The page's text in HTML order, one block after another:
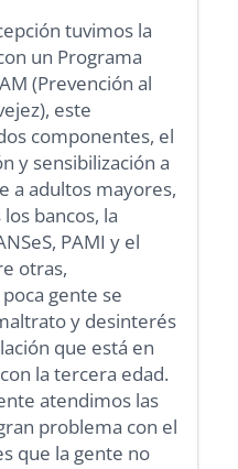
tuvimos la
un Programa
(Prevención al
este
componentes, el
y sensibilización a
a adultos mayores,
bancos, la
PAMI y el
otras,
gente se
y desinterés
que está en
la tercera edad.
atendimos las
problema con el
que la gente no